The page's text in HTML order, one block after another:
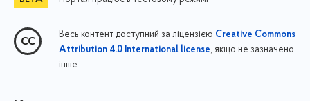
Весь контент доступний за ліцензією Creative Commons
Attribution 4.0 International license, якщо не зазначено
інше